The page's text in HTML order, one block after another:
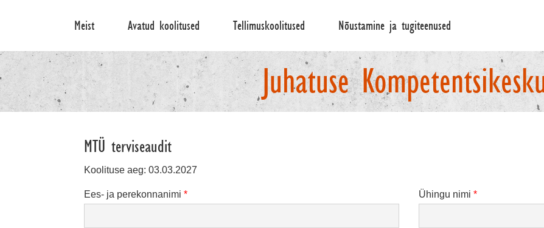
Meist Avatud koolitused Tellimuskoolitused Nõustamine ja tugiteenused
MTÜ terviseaudit
Koolituse aeg: 03.03.2027
Ees- ja perekonnanimi * Ühingu nimi *